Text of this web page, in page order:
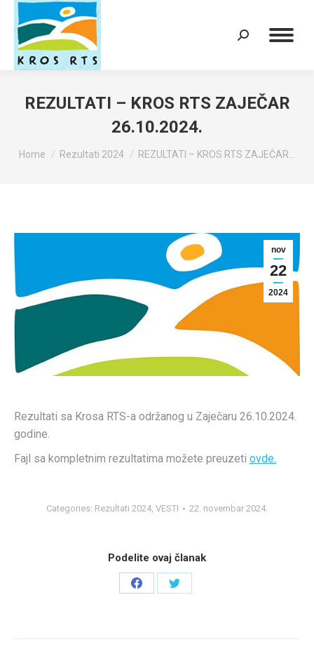
Search:
REZULTATI – KROS RTS ZAJEČAR
26.10.2024.
You are here:
Home Rezultati 2024 REZULTATI – KROS RTS ZAJEČAR…
nov
22
2024
Rezultati sa Krosa RTS-a održanog u Zaječaru 26.10.2024.
godine.
Fajl sa kompletnim rezultatima možete preuzeti ovde.
Categories: Rezultati 2024 VESTI 22. novembar 2024.
Podelite ovaj članak
Share
Share